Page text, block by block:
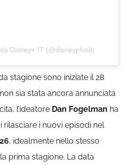
Disney+ IT (@disneyplusit)
stagione sono iniziate il 28
sia stata ancora annunciata
l’ideatore Dan Fogelman ha
rilasciare i nuovi episodi nel
, idealmente nello stesso
prima stagione. La data